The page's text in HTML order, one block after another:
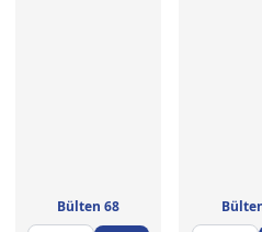
Bülten 68